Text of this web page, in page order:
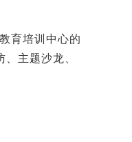
育培训中心的
主题沙龙、